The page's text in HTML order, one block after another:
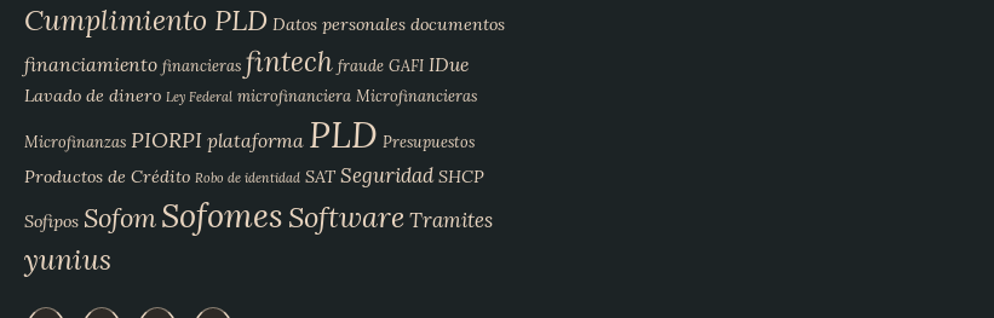
Cumplimiento PLD Datos personales documentos
financiamiento financieras fintech fraude GAFI IDue
Lavado de dinero Ley Federal microfinanciera Microfinancieras
Microfinanzas PIORPI plataforma PLD Presupuestos
Productos de Crédito Robo de identidad SAT Seguridad SHCP
Sofipos SofomSofomesSoftwareTramites
yunius